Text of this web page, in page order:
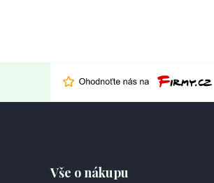
Vše o nákupu